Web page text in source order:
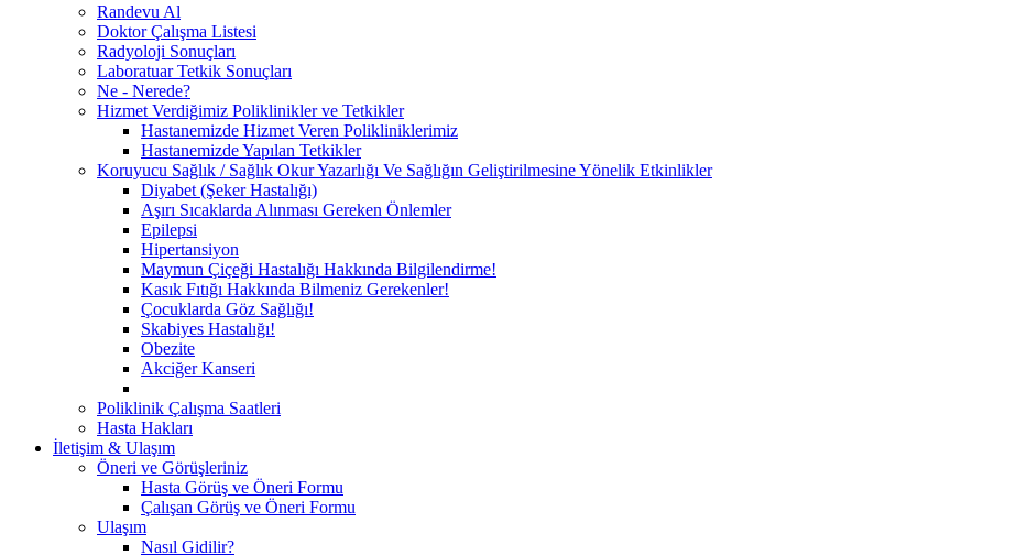
Randevu Al
Doktor Çalışma Listesi
Radyoloji Sonuçları
Laboratuar Tetkik Sonuçları
Ne - Nerede?
Hizmet Verdiğimiz Poliklinikler ve Tetkikler
Hastanemizde Hizmet Veren Polikliniklerimiz
Hastanemizde Yapılan Tetkikler
Koruyucu Sağlık / Sağlık Okur Yazarlığı Ve Sağlığın Geliştirilmesine Yönelik Etkinlikler
Diyabet (Şeker Hastalığı)
Aşırı Sıcaklarda Alınması Gereken Önlemler
Epilepsi
Hipertansiyon
Maymun Çiçeği Hastalığı Hakkında Bilgilendirme!
Kasık Fıtığı Hakkında Bilmeniz Gerekenler!
Çocuklarda Göz Sağlığı!
Skabiyes Hastalığı!
Obezite
Akciğer Kanseri
Poliklinik Çalışma Saatleri
Hasta Hakları
İletişim & Ulaşım
Öneri ve Görüşleriniz
Hasta Görüş ve Öneri Formu
Çalışan Görüş ve Öneri Formu
Ulaşım
Nasıl Gidilir?